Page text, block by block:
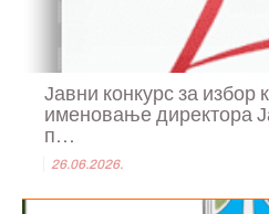
Јавни конкурс за избор
именовање директора
п...
26.06.2026.